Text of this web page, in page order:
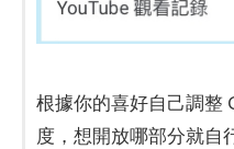
根據你的喜好自己調整
度，想開放哪部分就自